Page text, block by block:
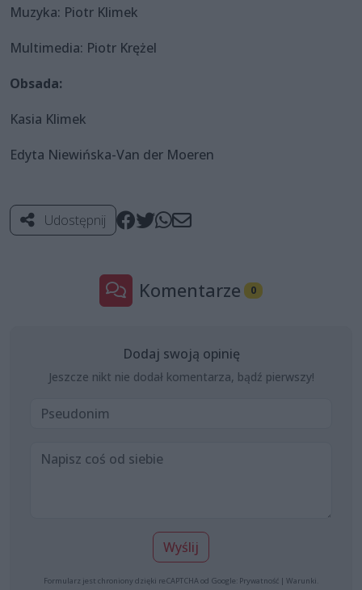
Muzyka: Piotr Klimek
Multimedia: Piotr Krężel
Obsada:
Kasia Klimek
Edyta Niewińska-Van der Moeren
Udostępnij
Komentarze 0
Dodaj swoją opinię
Jeszcze nikt nie dodał komentarza, bądź pierwszy!
Wyślij
Formularz jest chroniony dzięki reCAPTCHA od Google: Prywatność | Warunki